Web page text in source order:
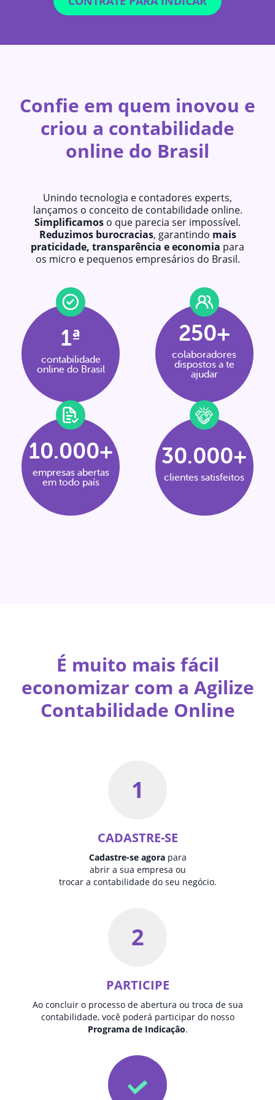
Confie em quem inovou e
criou a contabilidade
online do Brasil
Unindo tecnologia e contadores experts,
lançamos o conceito de contabilidade online.
Simplificamos o que parecia ser impossível.
Reduzimos burocracias, garantindo mais
praticidade, transparência e economia para
os micro e pequenos empresários do Brasil.
1ª
contabilidade
online do Brasil
250+
colaboradores
dispostos a te
ajudar
10.000+
empresas abertas
em todo país
30.000+
clientes satisfeitos
É muito mais fácil
economizar com a Agilize
Contabilidade Online
1
CADASTRE-SE
Cadastre-se agorapara
abrir a sua empresa ou
trocar a contabilidade do seu negócio.
2
PARTICIPE
Ao concluir o processo de abertura ou troca de sua
contabilidade, você poderá participar do nosso
Programa de Indicação.